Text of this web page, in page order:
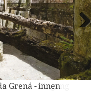
Grená - innen
Bild